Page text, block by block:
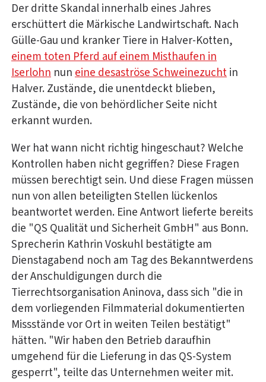
Der dritte Skandal innerhalb eines Jahres
erschüttert die Märkische Landwirtschaft. Nach
Gülle-Gau und kranker Tiere in Halver-Kotten,
einem toten Pferd auf einem Misthaufen in
Iserlohn nuneine desaströse Schweinezuchtin
Halver. Zustände, die unentdeckt blieben,
Zustände, die von behördlicher Seite nicht
erkannt wurden.
Wer hat wann nicht richtig hingeschaut? Welche
Kontrollen haben nicht gegriffen? Diese Fragen
müssen berechtigt sein. Und diese Fragen müssen
nun von allen beteiligten Stellen lückenlos
beantwortet werden. Eine Antwort lieferte bereits
die "QS Qualität und Sicherheit GmbH" aus Bonn.
Sprecherin Kathrin Voskuhl bestätigte am
Dienstagabend noch am Tag des Bekanntwerdens
der Anschuldigungen durch die
Tierrechtsorganisation Aninova, dass sich "die in
dem vorliegenden Filmmaterial dokumentierten
Missstände vor Ort in weiten Teilen bestätigt"
hätten. "Wir haben den Betrieb daraufhin
umgehend für die Lieferung in das QS-System
gesperrt", teilte das Unternehmen weiter mit.